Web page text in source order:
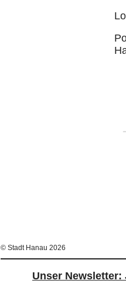
© Stadt Hanau 2026
Unser